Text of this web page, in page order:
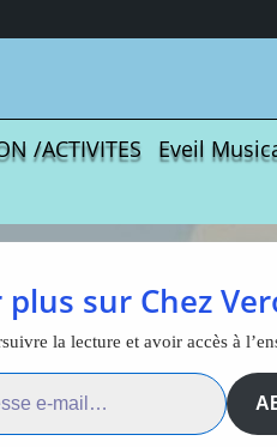
/ACTIVITES
Eveil
plus sur Chez
la lecture et avoir accès à